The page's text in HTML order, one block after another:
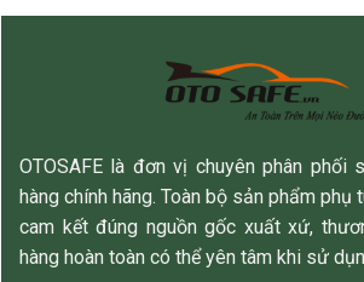
OTOSAFE là đơn vị chuyên phân phối
hàng chính hãng. Toàn bộ sản phẩm phụ
cam kết đúng nguồn gốc xuất xứ,
hàng hoàn toàn có thể yên tâm khi sử